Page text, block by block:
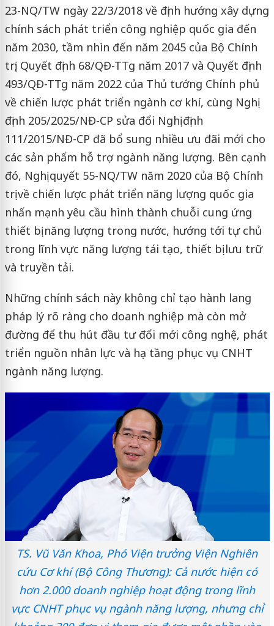
23-NQ/TW ngày 22/3/2018 về định hướng xây dựng
chính sách phát triển công nghiệp quốc gia đến
năm 2030, tầm nhìn đến năm 2045 của Bộ Chính
trị; Quyết định 68/QĐ-TTg năm 2017 và Quyết định
493/QĐ-TTg năm 2022 của Thủ tướng Chính phủ
về chiến lược phát triển ngành cơ khí, cùng Nghị
định 205/2025/NĐ-CP sửa đổi Nghị định
111/2015/NĐ-CP đã bổ sung nhiều ưu đãi mới cho
các sản phẩm hỗ trợ ngành năng lượng. Bên cạnh
đó, Nghị quyết 55-NQ/TW năm 2020 của Bộ Chính
trị về chiến lược phát triển năng lượng quốc gia
nhấn mạnh yêu cầu hình thành chuỗi cung ứng
thiết bị năng lượng trong nước, hướng tới tự chủ
trong lĩnh vực năng lượng tái tạo, thiết bị lưu trữ
và truyền tải.
Những chính sách này không chỉ tạo hành lang
pháp lý rõ ràng cho doanh nghiệp mà còn mở
đường để thu hút đầu tư đổi mới công nghệ, phát
triển nguồn nhân lực và hạ tầng phục vụ CNHT
ngành năng lượng.
TS. Vũ Văn Khoa, Phó Viện trưởng Viện Nghiên
cứu Cơ khí (Bộ Công Thương): Cả nước hiện có
hơn 2.000 doanh nghiệp hoạt động trong lĩnh
vực CNHT phục vụ ngành năng lượng, nhưng chỉ